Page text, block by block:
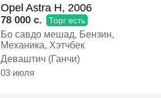
Opel Astra H, 2006
78 000 c. Торг есть
Бо савдо мешад, Бензин,
Механика, Хэтчбек
Деваштич (Ганчи)
03 июля